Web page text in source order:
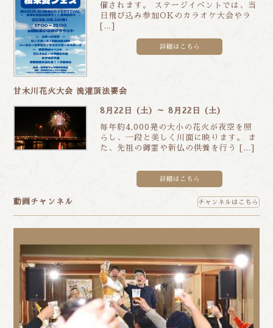
催されます。 ステージイベントでは、当
日飛び込み参加OKのカラオケ大会やラ
[…]
詳細はこちら
甘木川花火大会 流灌頂法要会
8月22日 (土) ～ 8月22日 (土)
毎年約4,000発の大小の花火が夜空を照
らし、一段と美しく川面に映ります。 ま
た、先祖の御霊や新仏の供養を行う […]
詳細はこちら
動画チャンネル チャンネルはこちら